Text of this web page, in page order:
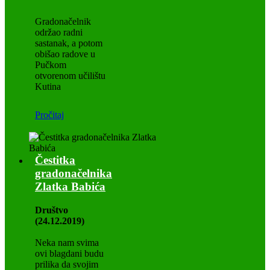
Gradonačelnik
održao radni
sastanak, a potom
obišao radove u
Pučkom
otvorenom učilištu
Kutina
Pročitaj
Čestitka
gradonačelnika
Zlatka Babića
Društvo
(24.12.2019)
Neka nam svima
ovi blagdani budu
prilika da svojim